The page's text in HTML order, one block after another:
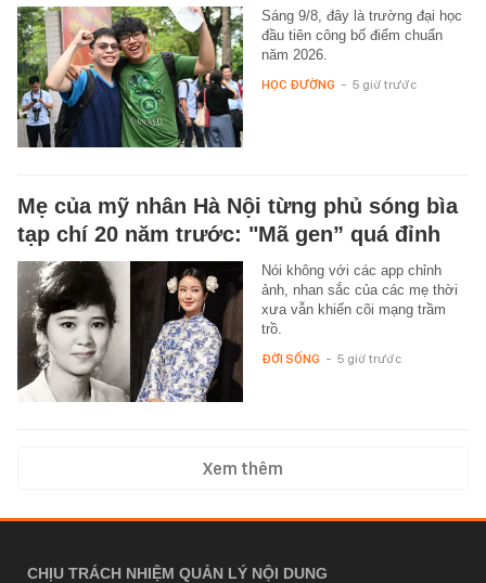
Sáng 9/8, đây là trường đại học
đầu tiên công bố điểm chuẩn
năm 2026.
HỌC ĐƯỜNG - 5 giờ trước
Mẹ của mỹ nhân Hà Nội từng phủ sóng bìa
tạp chí 20 năm trước: "Mã gen” quá đỉnh
Nói không với các app chỉnh
ảnh, nhan sắc của các mẹ thời
xưa vẫn khiến cõi mạng trầm
trồ.
ĐỜI SỐNG - 5 giờ trước
Xem thêm
CHỊU TRÁCH NHIỆM QUẢN LÝ NỘI DUNG